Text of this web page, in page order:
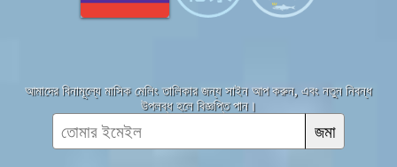
আমাদের বিনামূল্যে মাসিক মেলিং তালিকার জন্য সাইন আপ করুন, এবং নতুন নিবন্ধ
উপলব্ধ হলে বিজ্ঞপ্তি পান।
জমা